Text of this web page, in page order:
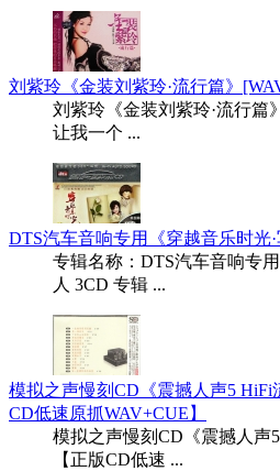
刘紫玲《金装刘紫玲·流行篇》
刘紫玲《金装刘紫玲·流行篇
让我一个 ...
DTS汽车音响专用《穿越音乐时光
专辑名称：DTS汽车音响专
人 3CD 专辑 ...
模拟之声慢刻CD《震撼人声5 HiFi
CD低速原抓WAV+CUE】
模拟之声慢刻CD《震撼人声
【正版CD低速 ...